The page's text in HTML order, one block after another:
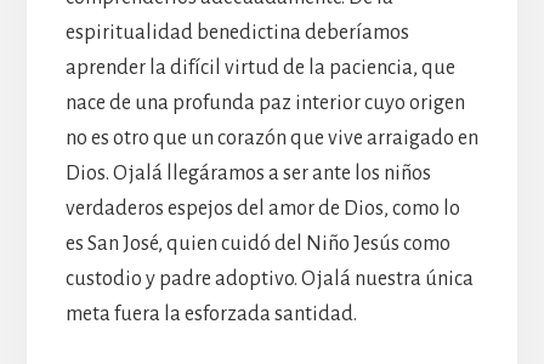
espiritualidad benedictina deberíamos
aprender la difícil virtud de la paciencia, que
nace de una profunda paz interior cuyo origen
no es otro que un corazón que vive arraigado en
Dios. Ojalá llegáramos a ser ante los niños
verdaderos espejos del amor de Dios, como lo
es San José, quien cuidó del Niño Jesús como
custodio y padre adoptivo. Ojalá nuestra única
meta fuera la esforzada santidad.